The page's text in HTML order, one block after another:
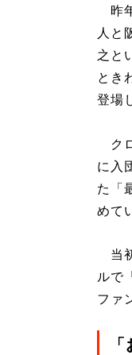
昨
人と
之と
とき
登場
ク
に入
た「
めて
当
ルで
ファ